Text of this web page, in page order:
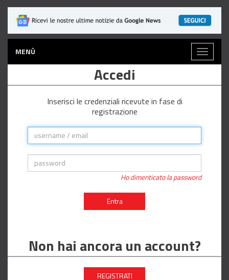
MENÙ
Toggle
Accedi
Inserisci le credenziali ricevute in fase di
registrazione
Ho dimenticato la password
Entra
Non hai ancora un account?
REGISTRATI